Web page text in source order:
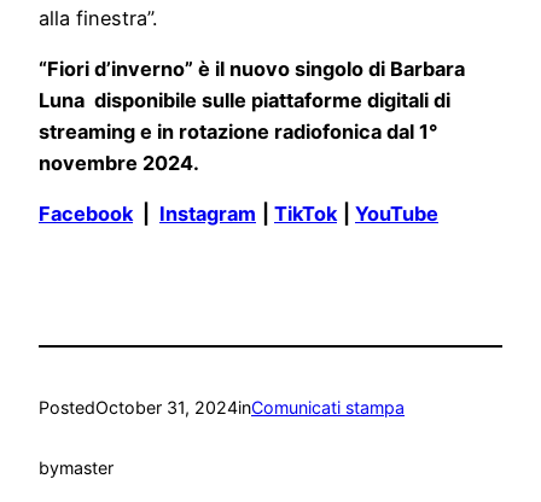
alla finestra”.
“Fiori d’inverno” è il nuovo singolo di Barbara
Luna disponibile sulle piattaforme digitali di
streaming e in rotazione radiofonica dal 1°
novembre 2024.
Facebook Instagram TikTok YouTube
PostedOctober 31, 2024inComunicati stampa
bymaster